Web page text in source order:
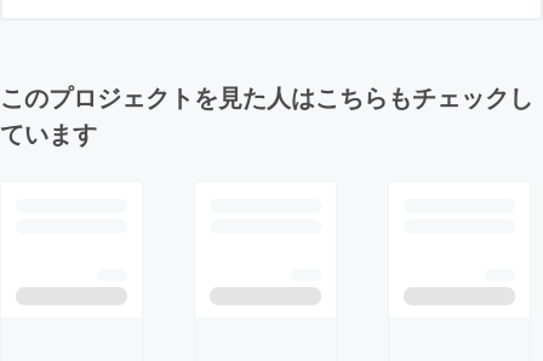
このプロジェクトを見た人はこちらもチェックし
ています